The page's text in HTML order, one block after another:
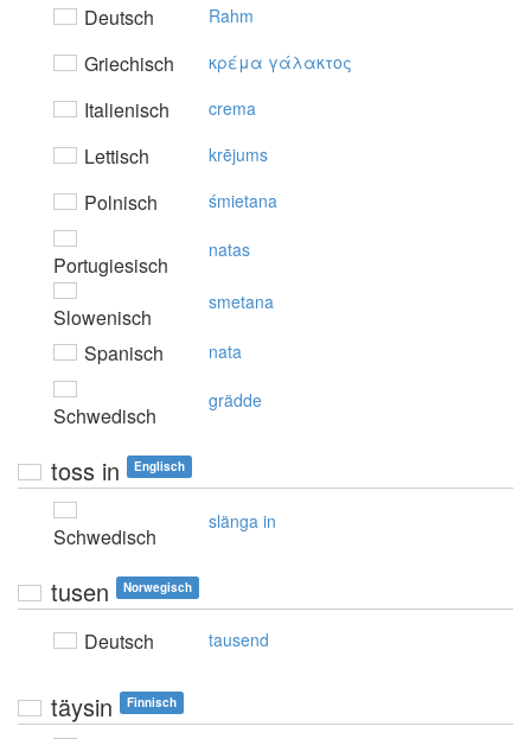
Deutsch Rahm
Griechisch κρέμα γάλακτoς
Italienisch crema
Lettisch krējums
Polnisch śmietana
Portugiesisch
natas
Slowenisch
smetana
Spanisch nata
Schwedisch
grädde
toss in Englisch
Schwedisch
slänga in
tusen Norwegisch
Deutsch tausend
täysin Finnisch